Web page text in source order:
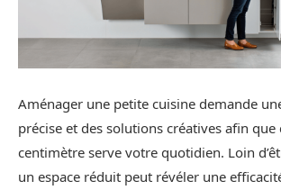
Aménager une petite cuisine demande
précise et des solutions créatives afin que
centimètre serve votre quotidien. Loin
un espace réduit peut révéler une